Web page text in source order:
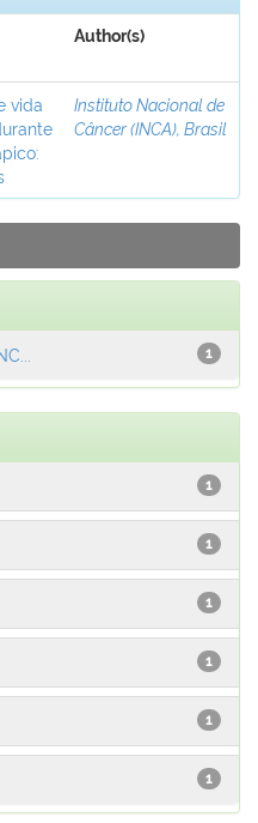
Author(s)
vida
Instituto Nacional de
Câncer (INCA), Brasil
1
1
1
1
1
1
1